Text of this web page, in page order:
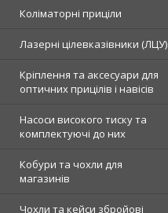
Коліматорні приціли
Лазерні цілевказівники (ЛЦУ)
Кріплення та аксесуари для
оптичних прицілів і навісів
Насоси високого тиску та
комплектуючі до них
Кобури та чохли для
магазинів
Чохли та кейси збройові